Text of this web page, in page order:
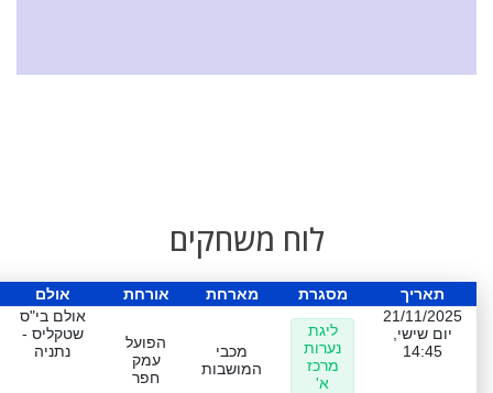
לוח משחקים
תאריך מסגרת מארחת אורחת
אולם
21/11/2025
יום שישי,
14:45
ליגת
נערות
מרכז
א'
מכבי
המושבות
הפועל
עמק
חפר
אולם בי"ס
שטקליס -
נתניה